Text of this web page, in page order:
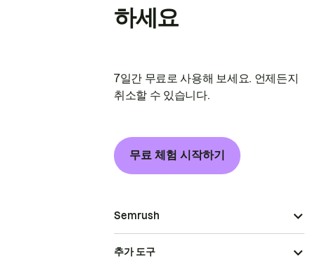
하세요
7일간 무료로 사용해 보세요. 언제든지
취소할 수 있습니다.
무료 체험 시작하기
Semrush
추가 도구